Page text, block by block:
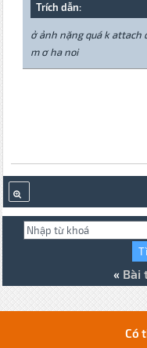
Trích dẫn:
ở ảnh nặng quá k attach
m ơ ha noi
« Bài
Có